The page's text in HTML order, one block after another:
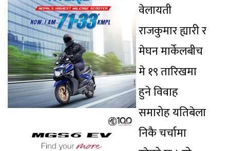
वेलायती
राजकुमार ह्यारी र
मेघन मार्केलबीच
मे १९ तारिखमा
हुने विवाह
समारोह यतिबेला
निकै चर्चामा